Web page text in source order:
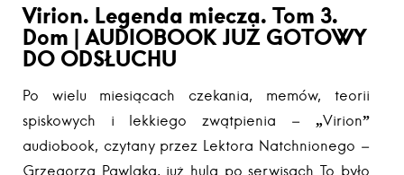
Virion. Legenda miecza. Tom 3.
Dom | AUDIOBOOK JUŻ GOTOWY
DO ODSŁUCHU
Po wielu miesiącach czekania, memów, teorii
spiskowych i lekkiego zwątpienia – „Virion”
audiobook, czytany przez Lektora Natchnionego –
Grzegorza Pawlaka, już hula po serwisach To było